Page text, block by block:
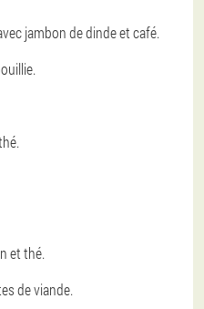
jambon de dinde et café.
et thé.
de viande.